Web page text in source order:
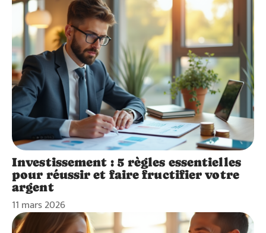
Investissement : 5 règles essentielles
pour réussir et faire fructifier votre
argent
11 mars 2026